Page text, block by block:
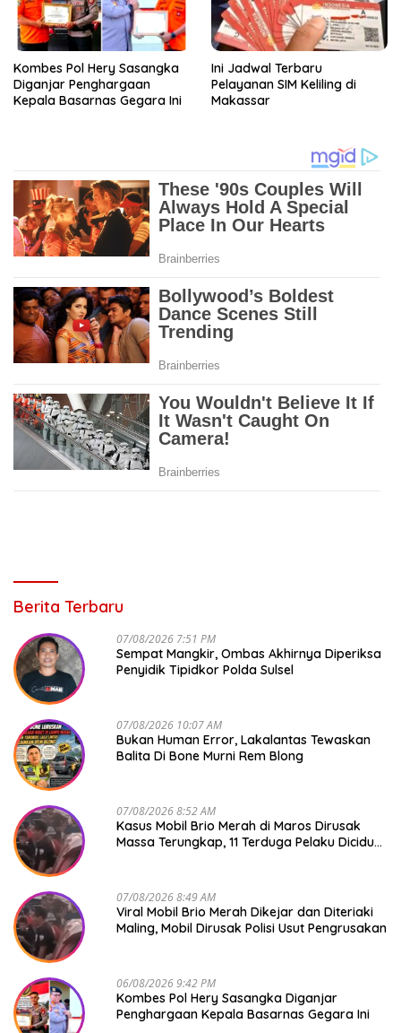
Kombes Pol Hery Sasangka
Diganjar Penghargaan
Kepala Basarnas Gegara Ini
Ini Jadwal Terbaru
Pelayanan SIM Keliling di
Makassar
Berita Terbaru
07/08/2026 7:51 PM
Sempat Mangkir, Ombas Akhirnya Diperiksa
Penyidik Tipidkor Polda Sulsel
07/08/2026 10:07 AM
Bukan Human Error, Lakalantas Tewaskan
Balita Di Bone Murni Rem Blong
07/08/2026 8:52 AM
Kasus Mobil Brio Merah di Maros Dirusak
Massa Terungkap, 11 Terduga Pelaku Diciduk
07/08/2026 8:49 AM
Viral Mobil Brio Merah Dikejar dan Diteriaki
Maling, Mobil Dirusak Polisi Usut Pengrusakan
06/08/2026 9:42 PM
Kombes Pol Hery Sasangka Diganjar
Penghargaan Kepala Basarnas Gegara Ini